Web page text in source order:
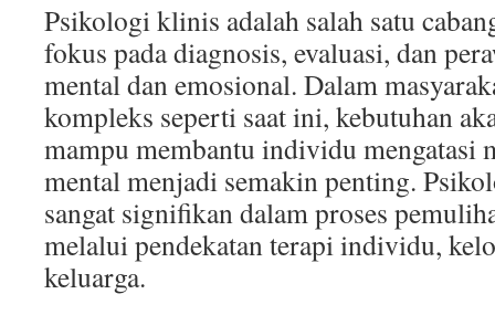
Psikologi klinis adalah salah satu
fokus pada diagnosis, evaluasi, dan
mental dan emosional. Dalam
kompleks seperti saat ini, kebutuhan
mampu membantu individu mengatasi
mental menjadi semakin penting.
sangat signifikan dalam proses
melalui pendekatan terapi individu,
keluarga.